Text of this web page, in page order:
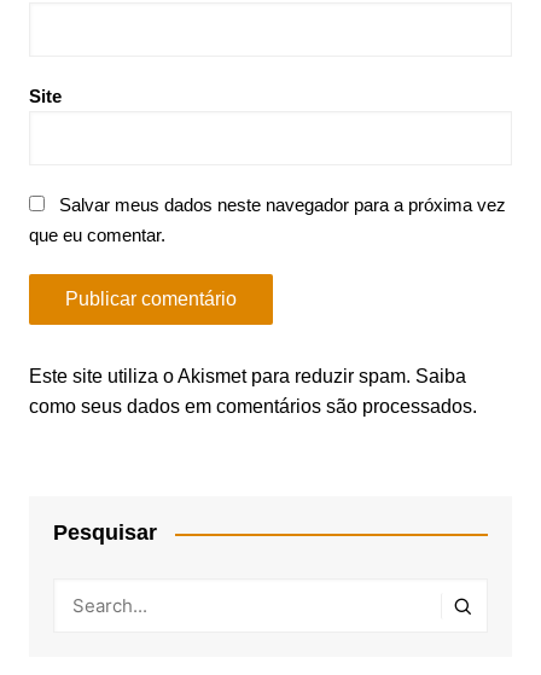
Site
Salvar meus dados neste navegador para a próxima vez
que eu comentar.
Este site utiliza o Akismet para reduzir spam. Saiba
como seus dados em comentários são processados.
Pesquisar